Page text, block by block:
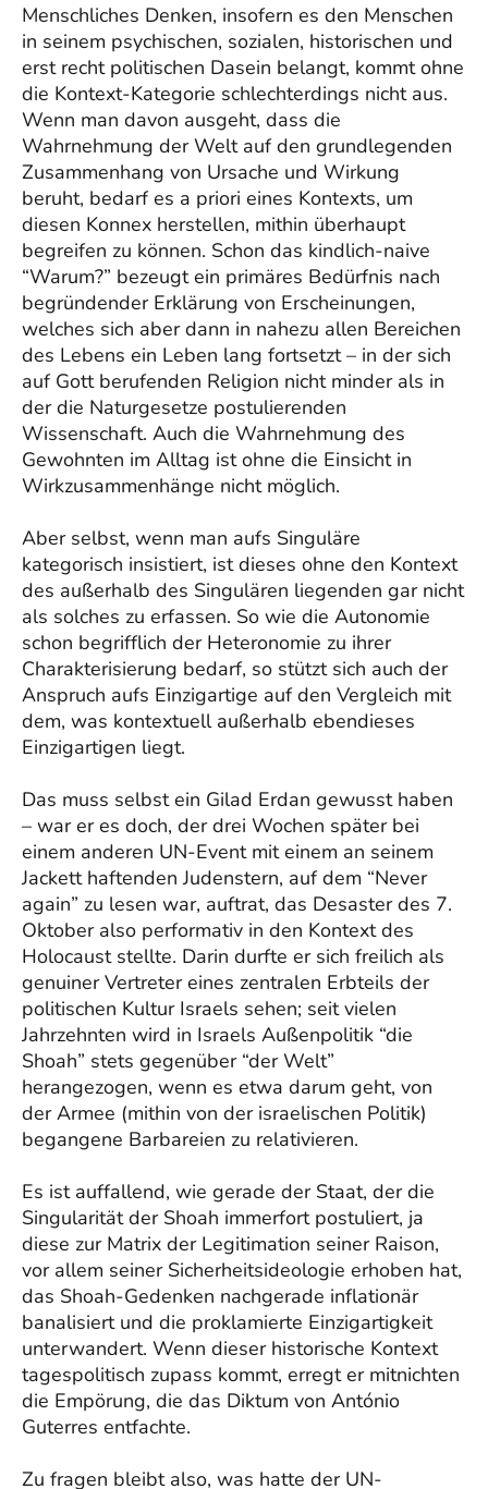
Menschliches Denken, insofern es den Menschen
in seinem psychischen, sozialen, historischen und
erst recht politischen Dasein belangt, kommt ohne
die Kontext-Kategorie schlechterdings nicht aus.
Wenn man davon ausgeht, dass die
Wahrnehmung der Welt auf den grundlegenden
Zusammenhang von Ursache und Wirkung
beruht, bedarf es a priori eines Kontexts, um
diesen Konnex herstellen, mithin überhaupt
begreifen zu können. Schon das kindlich-naive
“Warum?” bezeugt ein primäres Bedürfnis nach
begründender Erklärung von Erscheinungen,
welches sich aber dann in nahezu allen Bereichen
des Lebens ein Leben lang fortsetzt – in der sich
auf Gott berufenden Religion nicht minder als in
der die Naturgesetze postulierenden
Wissenschaft. Auch die Wahrnehmung des
Gewohnten im Alltag ist ohne die Einsicht in
Wirkzusammenhänge nicht möglich.
Aber selbst, wenn man aufs Singuläre
kategorisch insistiert, ist dieses ohne den Kontext
des außerhalb des Singulären liegenden gar nicht
als solches zu erfassen. So wie die Autonomie
schon begrifflich der Heteronomie zu ihrer
Charakterisierung bedarf, so stützt sich auch der
Anspruch aufs Einzigartige auf den Vergleich mit
dem, was kontextuell außerhalb ebendieses
Einzigartigen liegt.
Das muss selbst ein Gilad Erdan gewusst haben
– war er es doch, der drei Wochen später bei
einem anderen UN-Event mit einem an seinem
Jackett haftenden Judenstern, auf dem “Never
again” zu lesen war, auftrat, das Desaster des 7.
Oktober also performativ in den Kontext des
Holocaust stellte. Darin durfte er sich freilich als
genuiner Vertreter eines zentralen Erbteils der
politischen Kultur Israels sehen; seit vielen
Jahrzehnten wird in Israels Außenpolitik “die
Shoah” stets gegenüber “der Welt”
herangezogen, wenn es etwa darum geht, von
der Armee (mithin von der israelischen Politik)
begangene Barbareien zu relativieren.
Es ist auffallend, wie gerade der Staat, der die
Singularität der Shoah immerfort postuliert, ja
diese zur Matrix der Legitimation seiner Raison,
vor allem seiner Sicherheitsideologie erhoben hat,
das Shoah-Gedenken nachgerade inflationär
banalisiert und die proklamierte Einzigartigkeit
unterwandert. Wenn dieser historische Kontext
tagespolitisch zupass kommt, erregt er mitnichten
die Empörung, die das Diktum von António
Guterres entfachte.
Zu fragen bleibt also, was hatte der UN-